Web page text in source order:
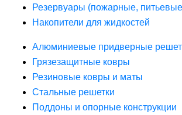
Резервуары (пожарные,
Накопители для жидкостей
Алюминиевые придверные
Грязезащитные ковры
Резиновые ковры и маты
Стальные решетки
Поддоны и опорные конструкции